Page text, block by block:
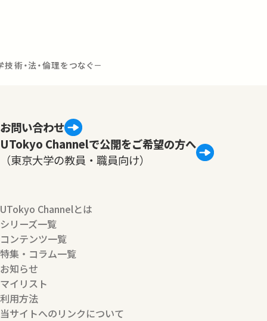
術・法・倫理をつなぐ－
お問い合わせ
UTokyo Channelで公開をご希望の方へ
（東京大学の教員・職員向け）
UTokyo Channelとは
シリーズ一覧
コンテンツ一覧
特集・コラム一覧
お知らせ
マイリスト
利用方法
当サイトへのリンクについて